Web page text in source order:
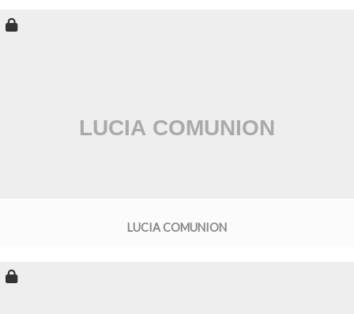
LUCIA COMUNION